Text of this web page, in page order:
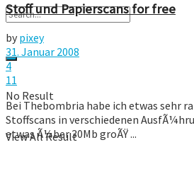
No Result
View All Result
Stoff und Papierscans for free
by pixey
31. Januar 2008
4
11
Bei Thebombria habe ich etwas sehr
Stoffscans in verschiedenen
etwas Ã¼ber 30Mb groÃŸ ...